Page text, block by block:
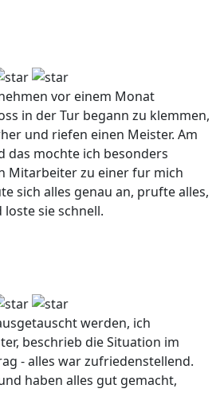
vor einem Monat
in der Tur begann zu klemmen,
und riefen einen Meister. Am
das mochte ich besonders
Mitarbeiter zu einer fur mich
sich alles genau an, prufte alles,
sie schnell.
werden, ich
beschrieb die Situation im
- alles war zufriedenstellend.
haben alles gut gemacht,